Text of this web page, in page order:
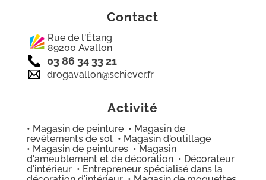
Contact
Rue de l'Étang
89200 Avallon
03 86 34 33 21
drogavallon@schiever.fr
Activité
• Magasin de peinture • Magasin de
revêtements de sol • Magasin d'outillage
• Magasin de peintures • Magasin
d'ameublement et de décoration • Décorateur
d'intérieur • Entrepreneur spécialisé dans la